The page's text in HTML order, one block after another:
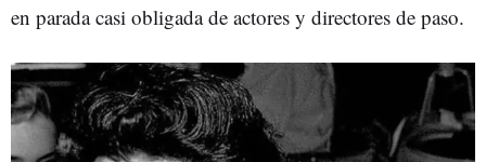
en parada casi obligada de actores y directores de paso.